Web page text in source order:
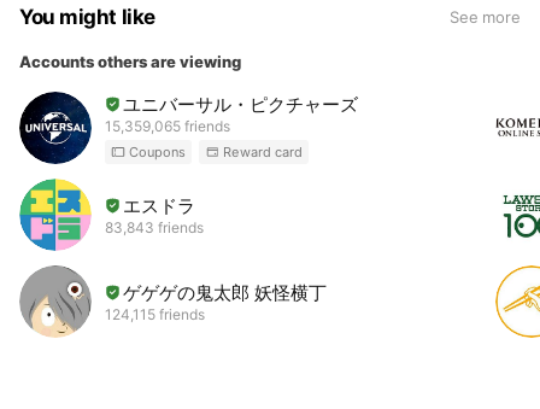
You might like See more
Accounts others are viewing
ユニバーサル・ピクチャーズ
15,359,065 friends
Coupons Reward card
エスドラ
83,843 friends
ゲゲゲの鬼太郎 妖怪横丁
124,115 friends